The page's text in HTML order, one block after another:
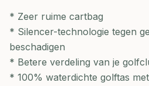
* Zeer ruime cartbag
* Silencer-technologie tegen
beschadigen
* Betere verdeling van je
* 100% waterdichte golftas